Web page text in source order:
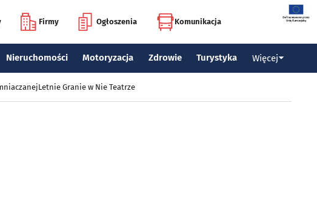
Firmy Ogłoszenia Komunikacja
Nieruchomości Motoryzacja Zdrowie Turystyka Więcej
Letnie Granie w Nie Teatrze